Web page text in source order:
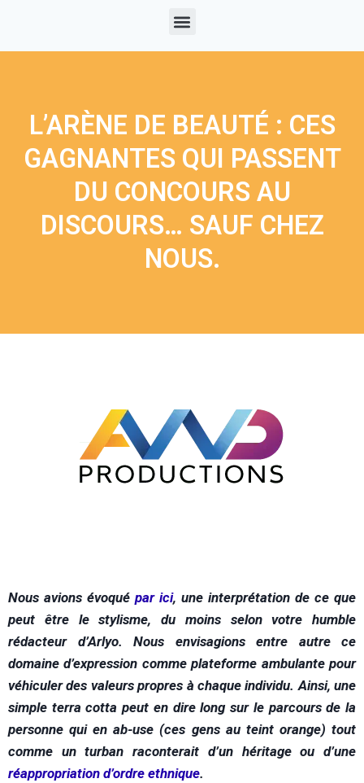
L’ARÈNE DE BEAUTÉ : CES
GAGNANTES QUI PASSENT
DU CONCOURS AU
DISCOURS… SAUF CHEZ
NOUS.
Nous avions évoqué par ici, une interprétation de ce que
peut être le stylisme, du moins selon votre humble
rédacteur d’Arlyo.
Nous envisagions entre autre ce
domaine d’expression comme plateforme ambulante pour
véhiculer des valeurs propres à chaque individu.Ainsi, une
simple terra cotta peut en dire long sur le parcours de la
personne qui en ab-use (ces gens au teint orange) tout
comme un turban raconterait d’un héritage ou d’une
réappropriation d’ordre ethnique.